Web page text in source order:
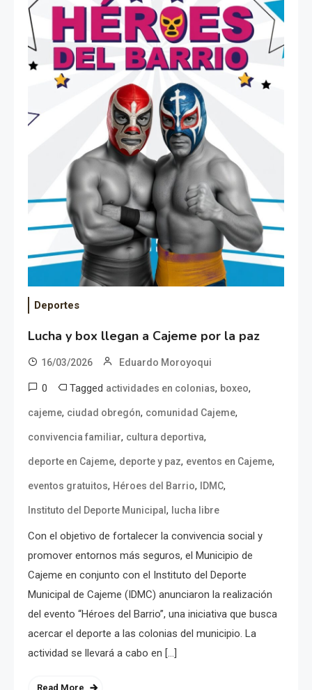
Deportes
Lucha y box llegan a Cajeme por la paz
16/03/2026 Eduardo Moroyoqui
0 Tagged actividades en colonias, boxeo,
cajeme, ciudad obregón, comunidad Cajeme,
convivencia familiar, cultura deportiva,
deporte en Cajeme, deporte y paz, eventos en Cajeme,
eventos gratuitos, Héroes del Barrio, IDMC,
Instituto del Deporte Municipal , lucha libre
Con el objetivo de fortalecer la convivencia social y
promover entornos más seguros, el Municipio de
Cajeme en conjunto con el Instituto del Deporte
Municipal de Cajeme (IDMC) anunciaron la realización
del evento “Héroes del Barrio”, una iniciativa que busca
acercar el deporte a las colonias del municipio. La
actividad se llevará a cabo en […]
Read More